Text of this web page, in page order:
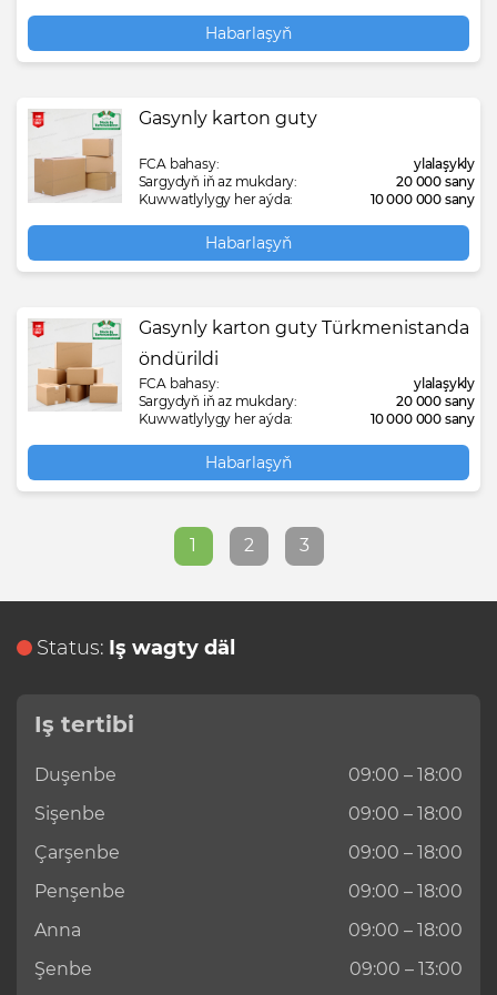
Habarlaşyň
Gasynly karton guty
FCA bahasy:
ylalaşykly
Sargydyň iň az mukdary:
20 000 sany
Kuwwatlylygy her aýda:
10 000 000 sany
Habarlaşyň
Gasynly karton guty Türkmenistanda
öndürildi
FCA bahasy:
ylalaşykly
Sargydyň iň az mukdary:
20 000 sany
Kuwwatlylygy her aýda:
10 000 000 sany
Habarlaşyň
1 2 3
Status: Iş wagty däl
Iş tertibi
Duşenbe
09:00 – 18:00
Sişenbe
09:00 – 18:00
Çarşenbe
09:00 – 18:00
Penşenbe
09:00 – 18:00
Anna
09:00 – 18:00
Şenbe
09:00 – 13:00